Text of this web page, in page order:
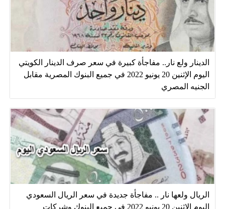
الدينار ولع نار.. مفاجأة كبيرة في سعر صرف الدينار الكويتي
اليوم الإثنين 20 يونيو 2022 في جميع البنوك المصرية مقابل
الجنيه المصري
الريال ولعها نار .. مفاجأة جديدة في سعر الريال السعودي
اليوم الإثنين 20 يونيو 2022 في جميع البنوك وشركات